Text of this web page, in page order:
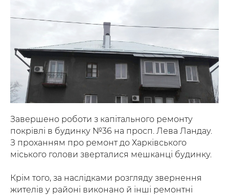
Завершено роботи з капітального ремонту
покрівлі в будинку №36 на просп. Лева Ландау.
З проханням про ремонт до Харківського
міського голови зверталися мешканці будинку.
Крім того, за наслідками розгляду звернення
жителів у районі виконано й інші ремонтні